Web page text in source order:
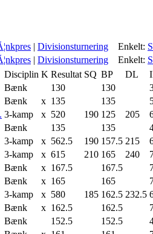
| Divisionsturnering Enkelt:
| Divisionsturnering Enkelt:
Disciplin K Resultat SQ BP DL
Bænk 130 130
Bænk x 135 135
3-kamp x 520 190 125 205
Bænk 135 135
3-kamp x 562.5 190 157.5 215
3-kamp x 615 210 165 240
Bænk x 167.5 167.5
Bænk x 165 165
3-kamp x 580 185 162.5 232.5
Bænk x 162.5 162.5
Bænk 152.5 152.5